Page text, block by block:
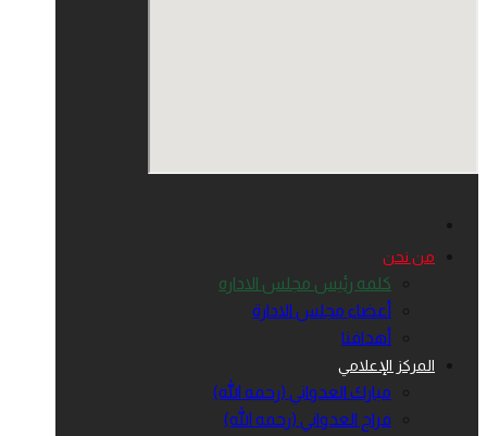
من نحن
كلمه رئيس مجلس الاداره
أعضاء مجلس الادارة
أهدافنا
المركز الإعلامي
مبارك العدواني (رحمه الله)
فراج العدواني (رحمه الله)